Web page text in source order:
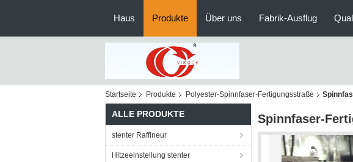
Haus Produkte Über uns Fabrik-Ausflug
Startseite Produkte Polyester-Spinnfaser-Fertigungsstraße
ALLE PRODUKTE
stenter Raffineur
Hitzeeinstellung stenter
Spinnfaser-